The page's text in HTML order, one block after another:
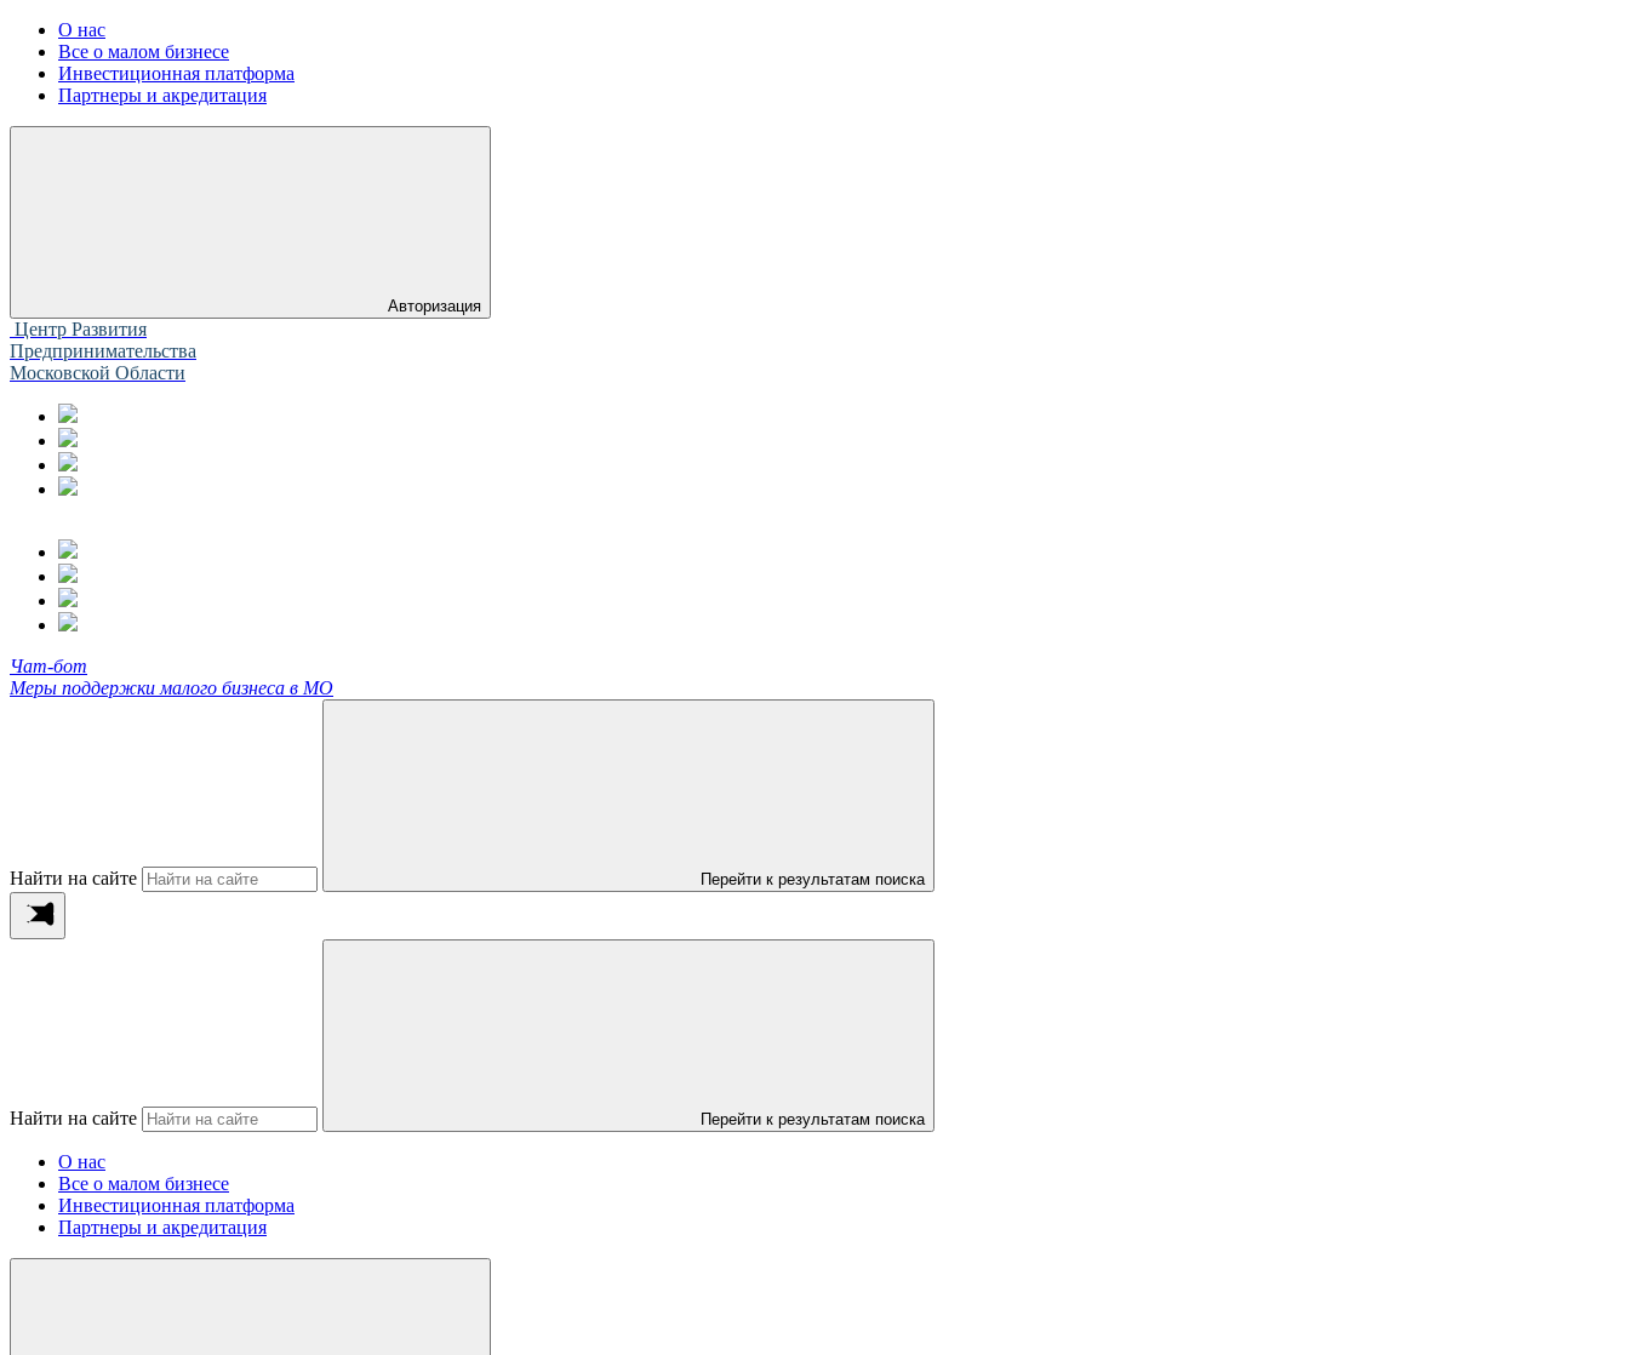
О нас
Все о малом бизнесе
Инвестиционная платформа
Партнеры и акредитация
Авторизация
Центр Развития
Предпринимательства
Московской Области
Чат-бот
Меры поддержки малого бизнеса в МО
Найти на сайте Перейти к результатам поиска
Найти на сайте Перейти к результатам поиска
О нас
Все о малом бизнесе
Инвестиционная платформа
Партнеры и акредитация